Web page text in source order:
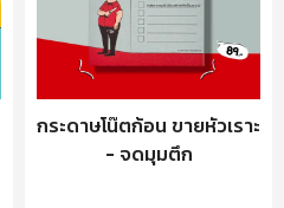
กระดาษโน๊ตก้อน ขายหัวเราะ
- จดมุมตึก